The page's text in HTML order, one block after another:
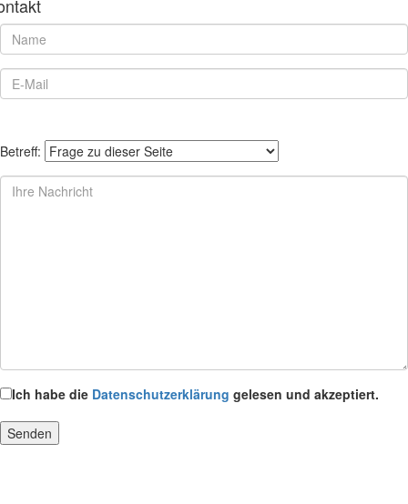
Betreff:
Ich habe die Datenschutzerklärung gelesen und akzeptiert.